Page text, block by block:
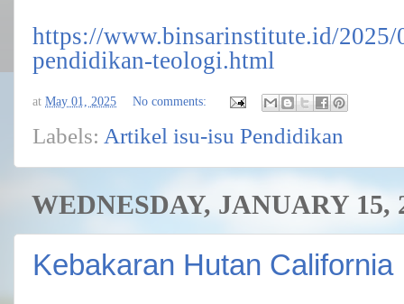
https://www.binsarinstitute.id/2025/
pendidikan-teologi.html
at May 01, 2025 No comments:
Labels: Artikel isu-isu Pendidikan
WEDNESDAY, JANUARY 15,
Kebakaran Hutan California